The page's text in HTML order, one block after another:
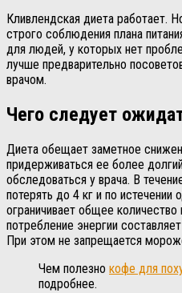
Кливлендская диета работает.
строго соблюдения плана
для людей, у которых нет
лучше предварительно
врачом.
Чего следует
Диета обещает заметное
придерживаться ее более
обследоваться у врача. В
потерять до 4 кг и по
ограничивает общее
потребление энергии
При этом не запрещается
Чем полезно кофе для
подробнее.